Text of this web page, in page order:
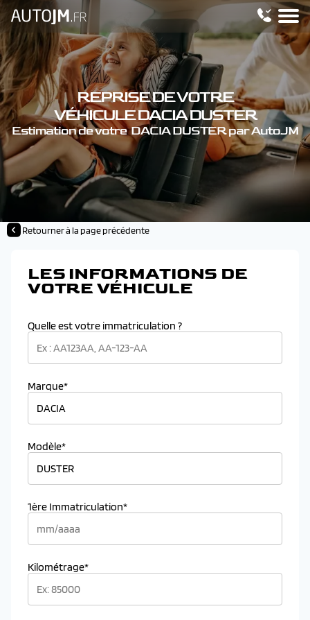
REPRISE DE VOTRE
VÉHICULE DACIA DUSTER
Estimation de votre DACIA DUSTER par AutoJM
Retourner à la page précédente
LES INFORMATIONS DE
VOTRE VÉHICULE
Quelle est votre immatriculation ?
Marque*
Modèle*
1ère Immatriculation*
Kilométrage*